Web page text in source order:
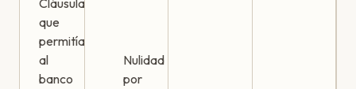
Cláusula
que
permitía
al
banco
Nulidad
por